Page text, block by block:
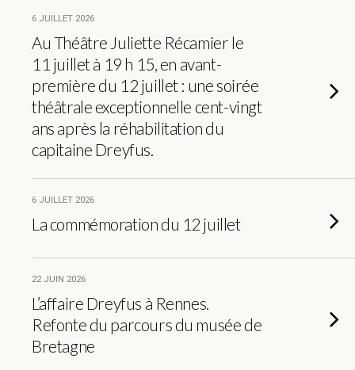
6 JUILLET 2026
Au Théâtre Juliette Récamier le
11 juillet à 19 h 15, en avant-
première du 12 juillet : une soirée
théâtrale exceptionnelle cent-vingt
ans après la réhabilitation du
capitaine Dreyfus.
6 JUILLET 2026
La commémoration du 12 juillet
22 JUIN 2026
L’affaire Dreyfus à Rennes.
Refonte du parcours du musée de
Bretagne